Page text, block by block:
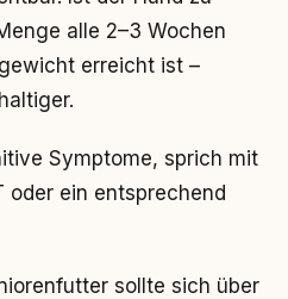
alle 2–3 Wochen
erreicht ist –
Symptome, sprich mit
oder ein entsprechend
sollte sich über